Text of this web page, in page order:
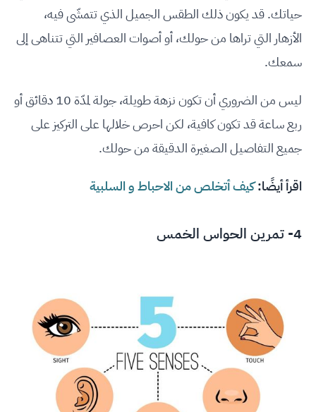
حياتك. قد يكون ذلك الطقس الجميل الذي تتمشّى فيه،
الأزهار التي تراها من حولك، أو أصوات العصافير التي تتناهى إلى
سمعك.
ليس من الضروري أن تكون نزهة طويلة، جولة لمدّة 10 دقائق أو
ربع ساعة قد تكون كافية، لكن احرص خلالها على التركيز على
جميع التفاصيل الصغيرة الدقيقة من حولك.
اقرأ أيضًا:كيف أتخلص من الاحباط و السلبية
4- تمرين الحواس الخمس